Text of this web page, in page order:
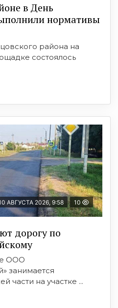
в День
нормативы
района на
состоялось
АВГУСТА 2026, 9:58 10
дорогу по
ООО
занимается
части на участке ...